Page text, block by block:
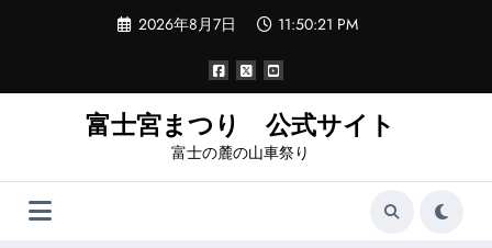
ツ
2026年8月7日 11:50:21 PM
富士宮まつり 公式サイト
富士の麓の山車祭り